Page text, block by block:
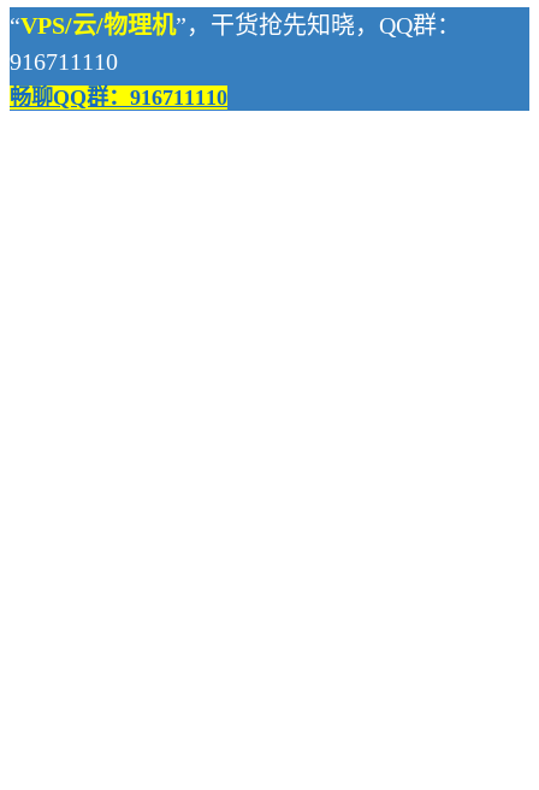
“VPS/云/物理机”，干货抢先知晓，QQ群：
916711110
畅聊QQ群：916711110